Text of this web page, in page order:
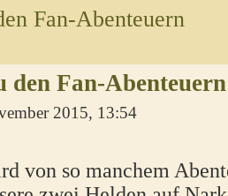
Fan-Abenteuern
den Fan-Abenteuern
2015, 13:54
von so manchem